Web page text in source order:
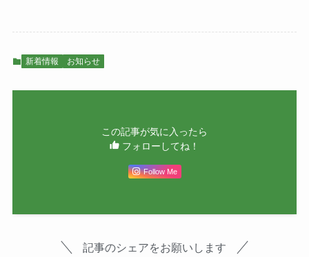
新着情報 お知らせ
この記事が気に入ったら
フォローしてね！
Follow Me
記事のシェアをお願いします